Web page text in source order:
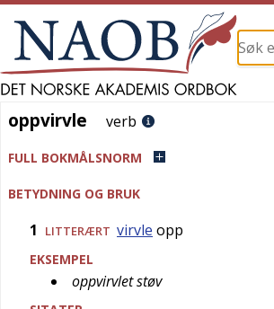
oppvirvle
oppvirvle verb
FULL BOKMÅLSNORM
BETYDNING OG BRUK
1 LITTERÆRT virvle opp
EKSEMPEL
oppvirvlet støv